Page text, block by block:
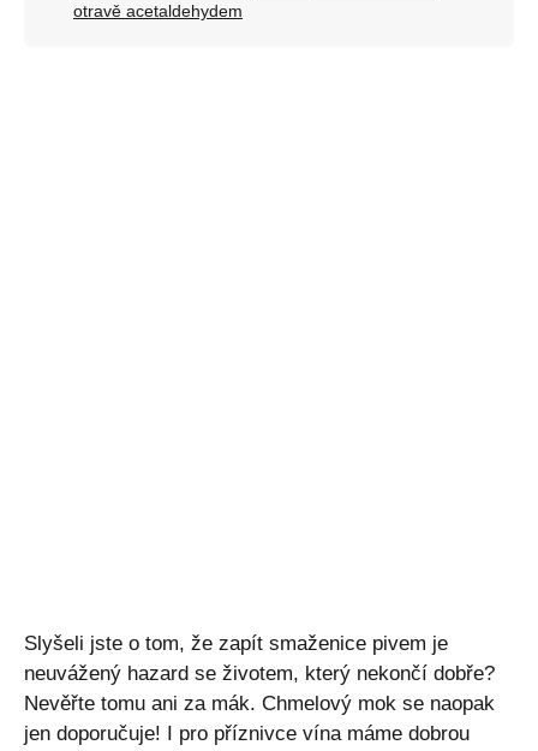
otravě acetaldehydem
Slyšeli jste o tom, že zapít smaženice pivem je
neuvážený hazard se životem, který nekončí dobře?
Nevěřte tomu ani za mák. Chmelový mok se naopak
jen doporučuje! I pro příznivce vína máme dobrou